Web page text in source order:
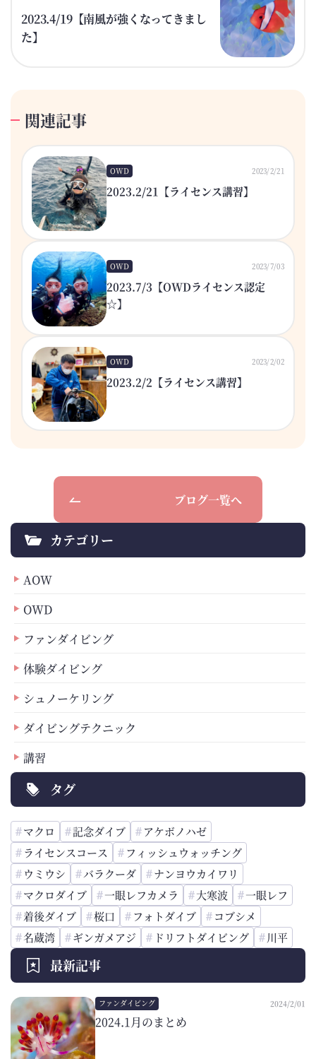
2023.4/19【南風が強くなってきまし
た】
関連記事
OWD 2023/2/21
2023.2/21【ライセンス講習】
OWD 2023/7/03
2023.7/3【OWDライセンス認定
☆】
OWD 2023/2/02
2023.2/2【ライセンス講習】
ブログ一覧へ
カテゴリー
AOW
OWD
ファンダイビング
体験ダイビング
シュノーケリング
ダイビングテクニック
講習
タグ
マクロ 記念ダイブ
アケボノハゼ
ライセンスコース
フィッシュウォッチング
ウミウシ
バラクーダ
ナンヨウカイワリ
マクロダイブ
一眼レフカメラ 大寒波
一眼レフ
着後ダイブ
桜口 フォトダイブ
コブシメ
名蔵湾
ギンガメアジ ドリフトダイビング 川平
最新記事
ファンダイビング 2024/2/01
2024.1月のまとめ